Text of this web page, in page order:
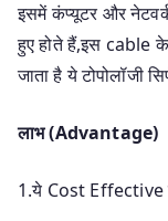
इसमें कंप्यूटर और
हुए होते हैं,इस cable
जाता है ये टोपोलॉजी
लाभ (Advantage)
1.ये Cost Effective